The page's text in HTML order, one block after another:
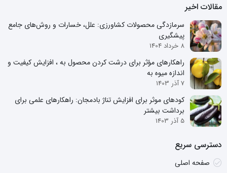
مقالات اخیر
سرمازدگی محصولات کشاورزی: علل، خسارات و روش‌های جامع
پیشگیری
8 خرداد 1404
راهکارهای مؤثر برای درشت کردن محصول به ، افزایش کیفیت و
اندازه میوه به
7 آذر 1403
کودهای موثر برای افزایش تناژ بادمجان: راهکارهای علمی برای
برداشت بیشتر
5 آذر 1403
دسترسی سریع
صفحه اصلی